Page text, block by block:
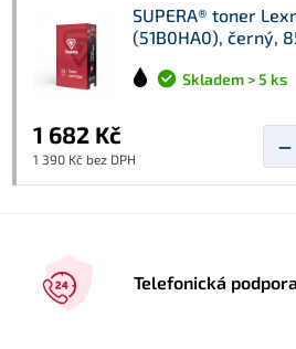
SUPERA® toner
(51B0HA0), černý,
Skladem > 5 ks
1 682 Kč
1 390 Kč bez DPH −
Telefonická podpora